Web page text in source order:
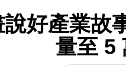
說好產業故
量至 5